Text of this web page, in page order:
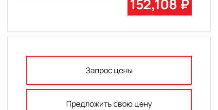
152,108 ₽
Запрос цены
Предложить свою цену